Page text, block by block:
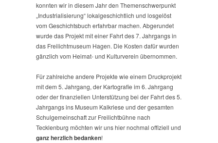
konnten wir in diesem Jahr den Themenschwerpunkt
„Industrialisierung“ lokalgeschichtlich und losgelöst
vom Geschichtsbuch erfahrbar machen. Abgerundet
wurde das Projekt mit einer Fahrt des 7. Jahrgangs in
das Freilichtmuseum Hagen. Die Kosten dafür wurden
gänzlich vom Heimat- und Kulturverein übernommen.
Für zahlreiche andere Projekte wie einem Druckprojekt
mit dem 5. Jahrgang, der Kartografie im 6. Jahrgang
oder der finanziellen Unterstützung bei der Fahrt des 5.
Jahrgangs ins Museum Kalkriese und der gesamten
Schulgemeinschaft zur Freilichtbühne nach
Tecklenburg möchten wir uns hier nochmal offiziell und
ganz herzlichbedanken!